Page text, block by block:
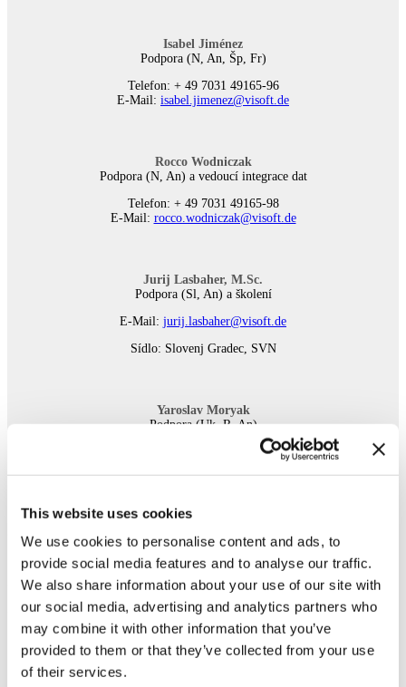
This website uses cookies
We use cookies to personalise content and ads, to
provide social media features and to analyse our traffic.
We also share information about your use of our site with
our social media, advertising and analytics partners who
may combine it with other information that you’ve
provided to them or that they’ve collected from your use
of their services.
Isabel Jiménez
Podpora (N, An, Šp, Fr)
Telefon: + 49 7031 49165-96
E-Mail: isabel.jimenez@visoft.de
Rocco Wodniczak
Podpora (N, An) a vedoucí integrace dat
Telefon: + 49 7031 49165-98
E-Mail: rocco.wodniczak@visoft.de
Jurij Lasbaher, M.Sc.
Podpora (Sl, An) a školení
E-Mail: jurij.lasbaher@visoft.de
Sídlo: Slovenj Gradec, SVN
Yaroslav Moryak
Podpora (Uk, R, An)
yaroslav.moryak@visoft.de
Sídlo: Lemberg, UKR
PRODEJ
NĚMECKO